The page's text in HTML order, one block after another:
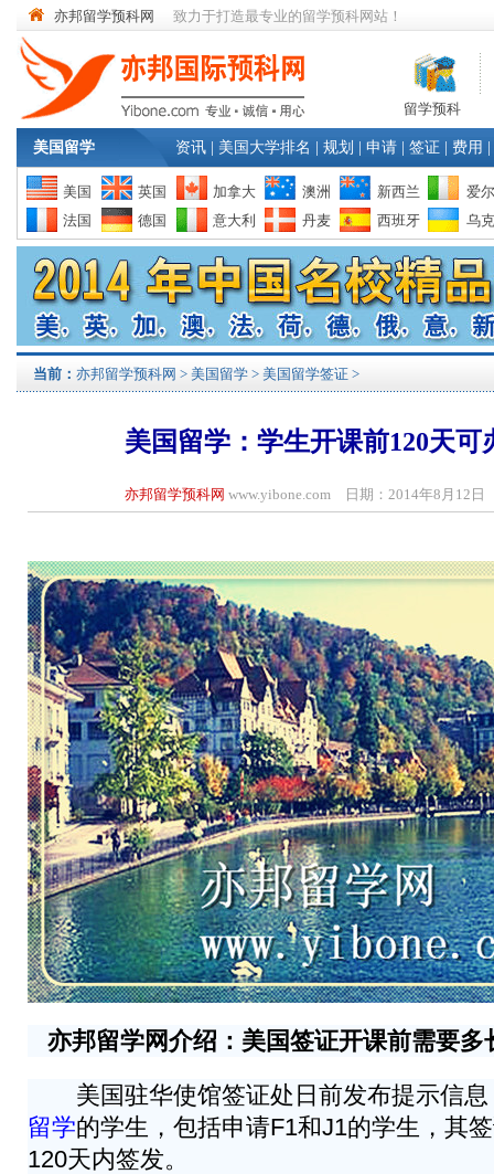
亦邦留学预科网 致力于打造最专业的留学预科网站！
留学预科
美国留学 资讯 美国大学排名 规划 申请 签证 费用
美国 英国 加拿大 澳洲 新西兰
爱
法国
德国 意大利 丹麦 西班牙 乌
当前： 亦邦留学预科网 > 美国留学 > 美国留学签证 >
美国留学：学生开课前120天可
亦邦留学预科网 www.yibone.com 日期：2014年8月12
亦邦留学网介绍：美国签证开课前需要多
美国驻华使馆签证处日前发布提示信息
留学的学生，包括申请F1和J1的学生，其
120天内签发。